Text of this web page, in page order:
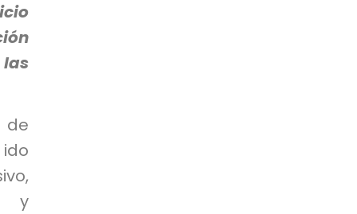
de
y